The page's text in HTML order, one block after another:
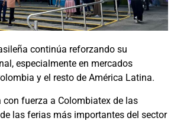
continúa reforzando su
especialmente en mercados
y el resto de América Latina.
con fuerza a Colombiatex de las
las ferias más importantes del sector